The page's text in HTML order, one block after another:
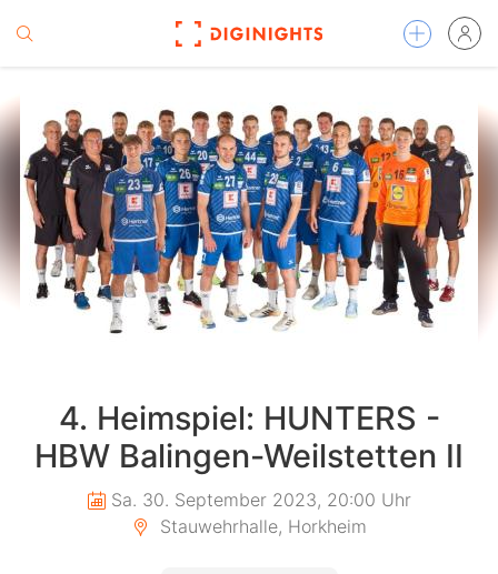
4. Heimspiel: HUNTERS -
HBW Balingen-Weilstetten II
Sa. 30. September 2023, 20:00 Uhr
Stauwehrhalle, Horkheim